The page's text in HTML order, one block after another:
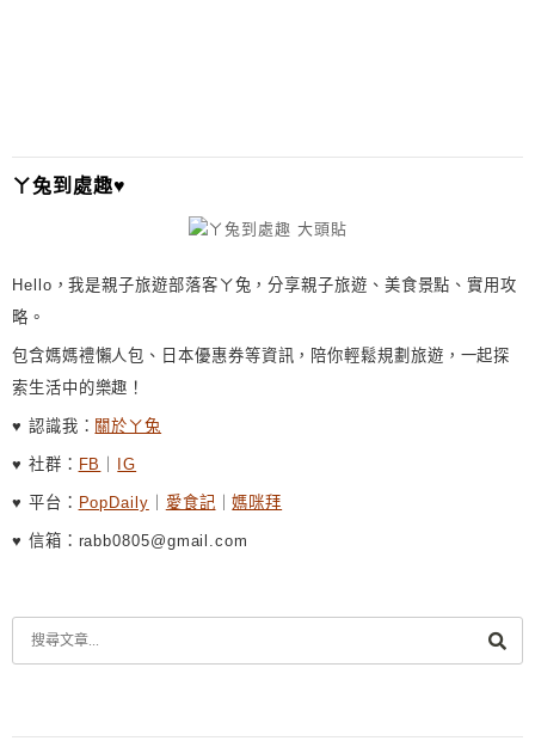
I
V
ㄚ兔到處趣♥
Hello，我是親子旅遊部落客ㄚ兔，分享親子旅遊、美食景點、實用攻
略。
包含媽媽禮懶人包、日本優惠券等資訊，陪你輕鬆規劃旅遊，一起探
索生活中的樂趣！
♥ 認識我： 關於ㄚ兔
♥ 社群： FB IG
♥ 平台： PopDaily 愛食記 ｜媽咪拜
♥ 信箱：rabb0805@gmail.com